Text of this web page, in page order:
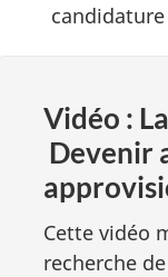
candidature
Vidéo :
Devenir
Cette vidéo
recherche